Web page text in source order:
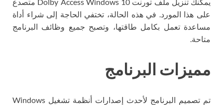
على هذا المورد. في هذه الحالة، تختفي الحاجة إلى شراء أداة
مساعدة تعمل بكامل طاقتها، وتصبح جميع وظائف البرنامج
متاحة.
مميزات البرنامج
تم تصميم البرنامج لأحدث إصدارات أنظمة تشغيل Windows